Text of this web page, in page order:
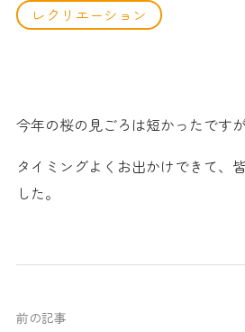
レクリエーション
今年の桜の見ごろは短かったですが
タイミングよくお出かけできて、
した。
前の記事